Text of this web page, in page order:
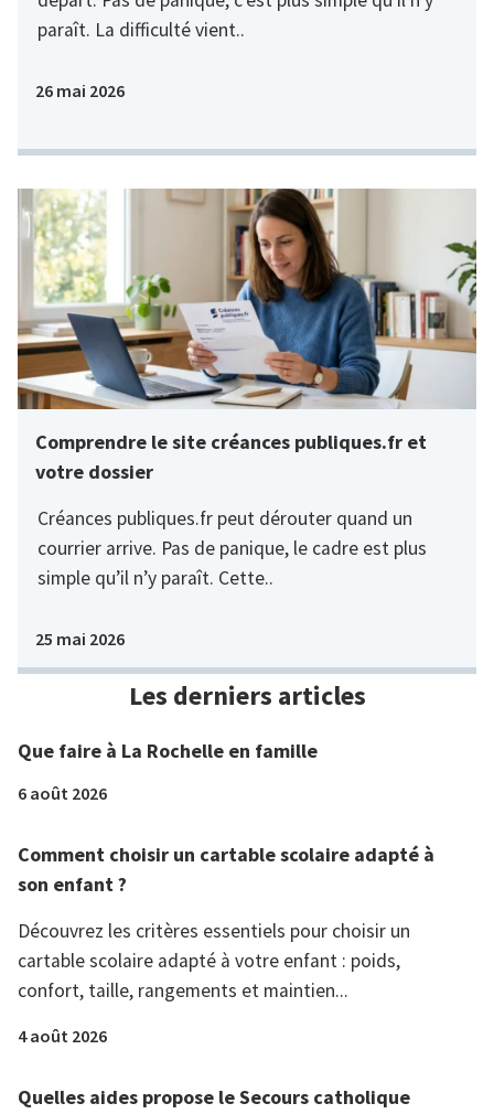
paraît. La difficulté vient..
26 mai 2026
Comprendre le site créances publiques.fr et
votre dossier
Créances publiques.fr peut dérouter quand un
courrier arrive. Pas de panique, le cadre est plus
simple qu’il n’y paraît. Cette..
25 mai 2026
Les derniers articles
Que faire à La Rochelle en famille
6 août 2026
Comment choisir un cartable scolaire adapté à
son enfant ?
Découvrez les critères essentiels pour choisir un
cartable scolaire adapté à votre enfant : poids,
confort, taille, rangements et maintien...
4 août 2026
Quelles aides propose le Secours catholique